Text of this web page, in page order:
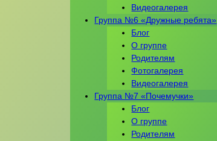
Видеогалерея
Группа №6 «Дружные ребята»
Блог
О группе
Родителям
Фотогалерея
Видеогалерея
Группа №7 «Почемучки»
Блог
О группе
Родителям